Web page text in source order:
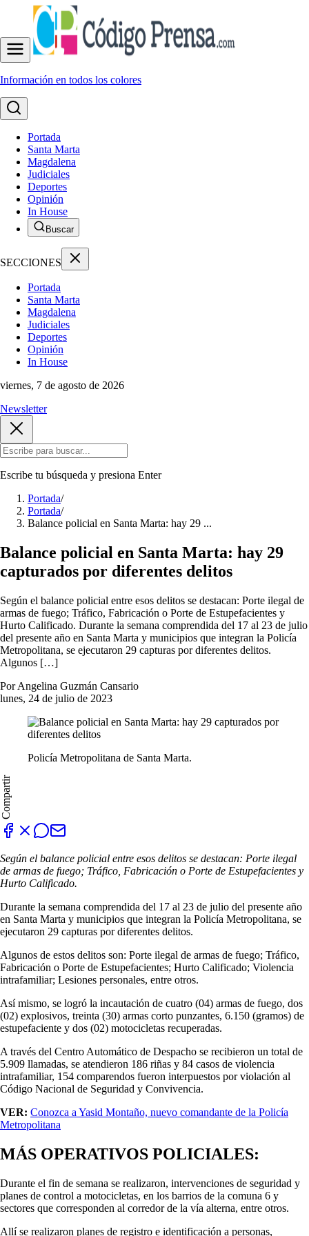
Información en todos los colores
Portada
Santa Marta
Magdalena
Judiciales
Deportes
Opinión
In House
Buscar
SECCIONES
Portada
Santa Marta
Magdalena
Judiciales
Deportes
Opinión
In House
viernes, 7 de agosto de 2026
Newsletter
Escribe tu búsqueda y presiona Enter
Portada/
Portada/
Balance policial en Santa Marta: hay 29 ...
Balance policial en Santa Marta: hay 29
capturados por diferentes delitos
Según el balance policial entre esos delitos se destacan: Porte ilegal de
armas de fuego; Tráfico, Fabricación o Porte de Estupefacientes y
Hurto Calificado. Durante la semana comprendida del 17 al 23 de julio
del presente año en Santa Marta y municipios que integran la Policía
Metropolitana, se ejecutaron 29 capturas por diferentes delitos.
Algunos […]
Por Angelina Guzmán Cansario
lunes, 24 de julio de 2023
Policía Metropolitana de Santa Marta.
Compartir
Según el balance policial entre esos delitos se destacan: Porte ilegal
de armas de fuego; Tráfico, Fabricación o Porte de Estupefacientes y
Hurto Calificado.
Durante la semana comprendida del 17 al 23 de julio del presente año
en Santa Marta y municipios que integran la Policía Metropolitana, se
ejecutaron 29 capturas por diferentes delitos.
Algunos de estos delitos son: Porte ilegal de armas de fuego; Tráfico,
Fabricación o Porte de Estupefacientes; Hurto Calificado; Violencia
intrafamiliar; Lesiones personales, entre otros.
Así mismo, se logró la incautación de cuatro (04) armas de fuego, dos
(02) explosivos, treinta (30) armas corto punzantes, 6.150 (gramos) de
estupefaciente y dos (02) motocicletas recuperadas.
A través del Centro Automático de Despacho se recibieron un total de
5.909 llamadas, se atendieron 186 riñas y 84 casos de violencia
intrafamiliar, 154 comparendos fueron interpuestos por violación al
Código Nacional de Seguridad y Convivencia.
VER: Conozca a Yasid Montaño, nuevo comandante de la Policía
Metropolitana
MÁS OPERATIVOS POLICIALES:
Durante el fin de semana se realizaron, intervenciones de seguridad y
planes de control a motocicletas, en los barrios de la comuna 6 y
sectores que corresponden al corredor de la vía alterna, entre otros.
Allí se realizaron planes de registro e identificación a personas,